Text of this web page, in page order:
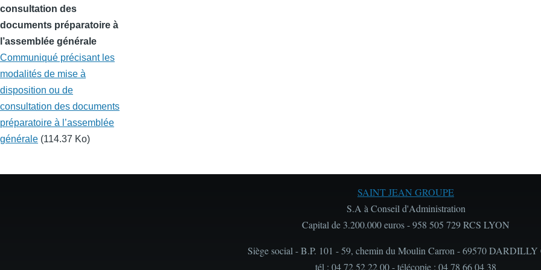
consultation des
documents préparatoire à
l’assemblée générale
Communiqué précisant les
modalités de mise à
disposition ou de
consultation des documents
préparatoire à l’assemblée
générale (114.37 Ko)
SAINT JEAN GROUPE
S.A à Conseil d'Administration
Capital de 3.200.000 euros - 958 505 729 RCS LYON
Siège social - B.P. 101 - 59, chemin du Moulin Carron - 69570 DARDILLY
tél : 04 72 52 22 00 - télécopie : 04 78 66 04 38